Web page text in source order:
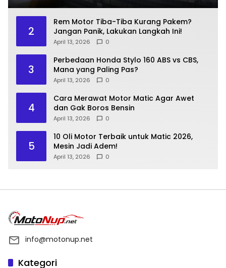
2
Rem Motor Tiba-Tiba Kurang Pakem?
Jangan Panik, Lakukan Langkah Ini!
April 13, 2026 0
3
Perbedaan Honda Stylo 160 ABS vs CBS,
Mana yang Paling Pas?
April 13, 2026 0
4
Cara Merawat Motor Matic Agar Awet
dan Gak Boros Bensin
April 13, 2026 0
5
10 Oli Motor Terbaik untuk Matic 2026,
Mesin Jadi Adem!
April 13, 2026 0
info@motonup.net
Kategori